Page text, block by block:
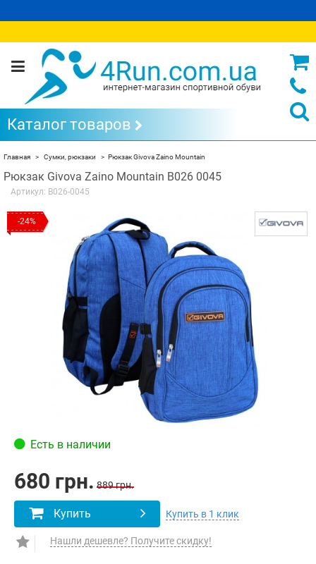
Каталог товаров
Главная Сумки, рюкзаки Рюкзак Givova Zaino Mountain
Рюкзак Givova Zaino Mountain B026 0045
Артикул: B026-0045
-24%
Есть в наличии
680 грн. 889 грн.
Купить Купить в 1 клик
Нашли дешевле? Получите скидку!